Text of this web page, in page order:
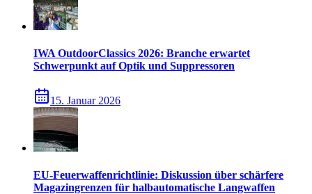
IWA OutdoorClassics 2026: Branche erwartet
Schwerpunkt auf Optik und Suppressoren
15. Januar 2026
EU-Feuerwaffenrichtlinie: Diskussion über schärfere
Magazingrenzen für halbautomatische Langwaffen